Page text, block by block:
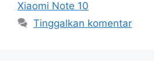
Xiaomi Note 10
Tinggalkan komentar